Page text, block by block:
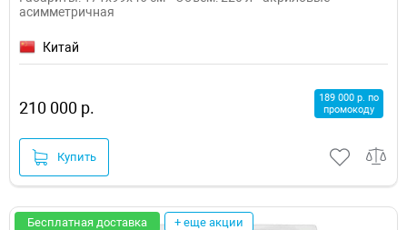
асимметричная
Китай
210 000 р.
189 000 р. по
промокоду
Купить
Бесплатная доставка + еще акции